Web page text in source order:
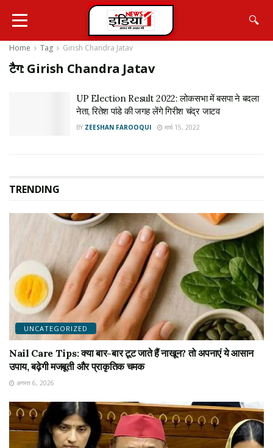
🔍
Home Tag Girish Chandra Jatav
टैग: Girish Chandra Jatav
UP Election Result 2022: लोकसभा में बसपा ने बदला
नेता, रितेश पांडे की जगह लेंगे गिरीश चंद्र जाटव
BY ZEESHAN FAROOQUI मार्च 15, 2022
TRENDING
UNCATEGORIZED
Nail Care Tips: क्या बार-बार टूट जाते हैं नाखून? तो अपनाएं ये आसान
उपाय, बढ़ेगी मजबूती और प्राकृतिक चमक
अगस्त 6, 2026